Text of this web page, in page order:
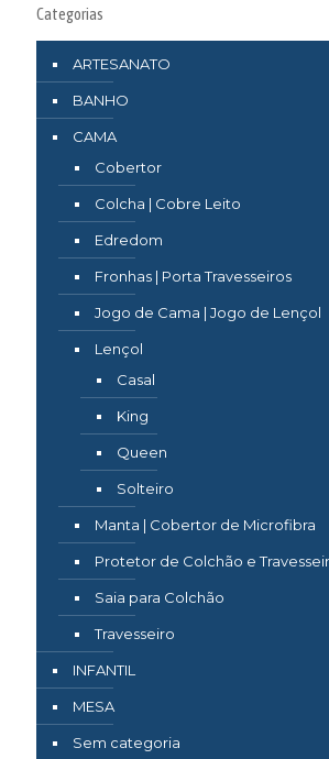
Categorias
ARTESANATO
BANHO
CAMA
Cobertor
Colcha | Cobre Leito
Edredom
Fronhas | Porta Travesseiros
Jogo de Cama | Jogo de Lençol
Lençol
Casal
King
Queen
Solteiro
Manta | Cobertor de Microfibra
Protetor de Colchão e
Saia para Colchão
Travesseiro
INFANTIL
MESA
Sem categoria